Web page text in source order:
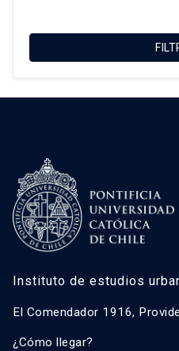
Instituto de estudios
El Comendador 1916,
¿Cómo llegar?